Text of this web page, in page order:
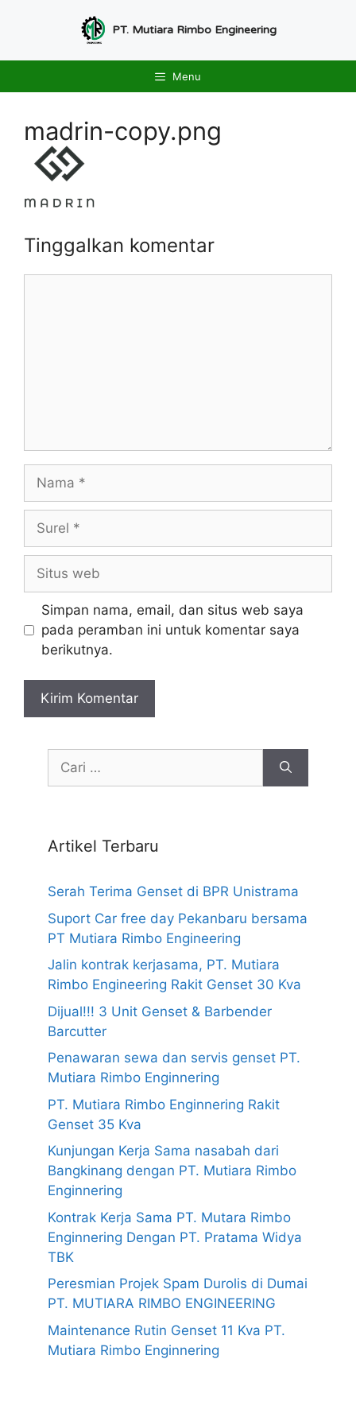
PT. Mutiara Rimbo Engineering
Menu
madrin-copy.png
Tinggalkan komentar
web
Simpan nama, email, dan situs web saya
pada peramban ini untuk komentar saya
berikutnya.
Cari
Artikel Terbaru
Serah Terima Genset di BPR Unistrama
Suport Car free day Pekanbaru bersama
PT Mutiara Rimbo Engineering
Jalin kontrak kerjasama, PT. Mutiara
Rimbo Engineering Rakit Genset 30 Kva
Dijual!!! 3 Unit Genset & Barbender
Barcutter
Penawaran sewa dan servis genset PT.
Mutiara Rimbo Enginnering
PT. Mutiara Rimbo Enginnering Rakit
Genset 35 Kva
Kunjungan Kerja Sama nasabah dari
Bangkinang dengan PT. Mutiara Rimbo
Enginnering
Kontrak Kerja Sama PT. Mutara Rimbo
Enginnering Dengan PT. Pratama Widya
TBK
Peresmian Projek Spam Durolis di Dumai
PT. MUTIARA RIMBO ENGINEERING
Maintenance Rutin Genset 11 Kva PT.
Mutiara Rimbo Enginnering